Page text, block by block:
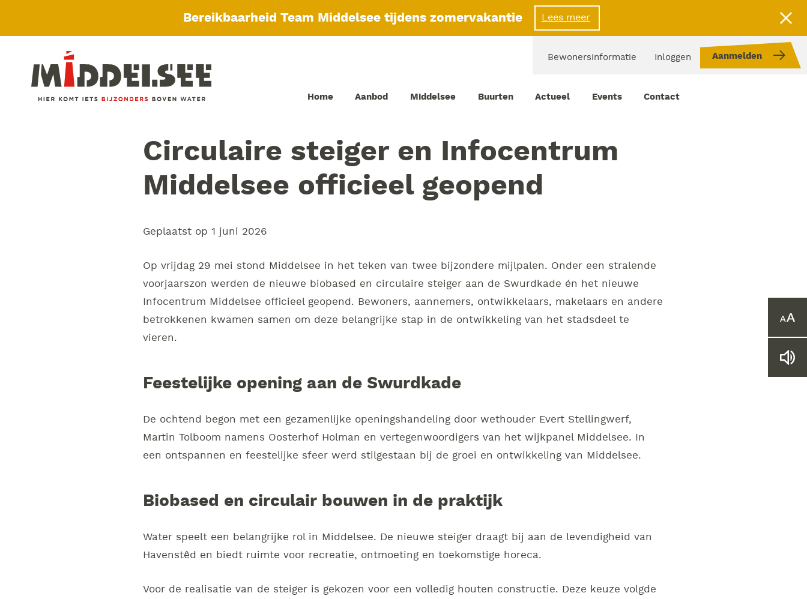
Bereikbaarheid Team Middelsee tijdens zomervakantie Lees meer
Bewonersinformatie Inloggen Aanmelden
Home Aanbod Middelsee Buurten Actueel Events Contact
het
Circulaire steiger en Infocentrum
Middelsee officieel geopend
Geplaatst op 1 juni 2026
Op vrijdag 29 mei stond Middelsee in het teken van twee bijzondere mijlpalen. Onder een stralende
voorjaarszon werden de nieuwe biobased en circulaire steiger aan de Swurdkade én het nieuwe
Infocentrum Middelsee officieel geopend. Bewoners, aannemers, ontwikkelaars, makelaars en andere
betrokkenen kwamen samen om deze belangrijke stap in de ontwikkeling van het stadsdeel te
vieren.
Feestelijke opening aan de Swurdkade
De ochtend begon met een gezamenlijke openingshandeling door wethouder Evert Stellingwerf,
Martin Tolboom namens Oosterhof Holman en vertegenwoordigers van het wijkpanel Middelsee. In
een ontspannen en feestelijke sfeer werd stilgestaan bij de groei en ontwikkeling van Middelsee.
Biobased en circulair bouwen in de praktijk
Water speelt een belangrijke rol in Middelsee. De nieuwe steiger draagt bij aan de levendigheid van
Havenstêd en biedt ruimte voor recreatie, ontmoeting en toekomstige horeca.
Voor de realisatie van de steiger is gekozen voor een volledig houten constructie. Deze keuze volgde